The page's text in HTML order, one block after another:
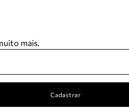
mais.
Cadastrar